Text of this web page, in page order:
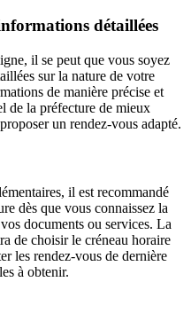
détaillées
il se peut que vous soyez
sur la nature de votre
de manière précise et
de la préfecture de mieux
un rendez-vous adapté.
il est recommandé
dès que vous connaissez la
documents ou services. La
de choisir le créneau horaire
les rendez-vous de dernière
à obtenir.